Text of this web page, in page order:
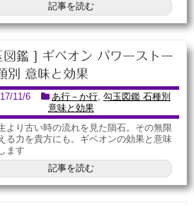
記事を読む
図鑑 ] ギベオン パワーストー
別 意味と効果
11/6 あ行－か行, 勾玉図鑑 石種別
意味と効果
より古い時の流れを見た隕石。その無限
る力を貴方にも。ギベオンの効果と意味
ます
記事を読む